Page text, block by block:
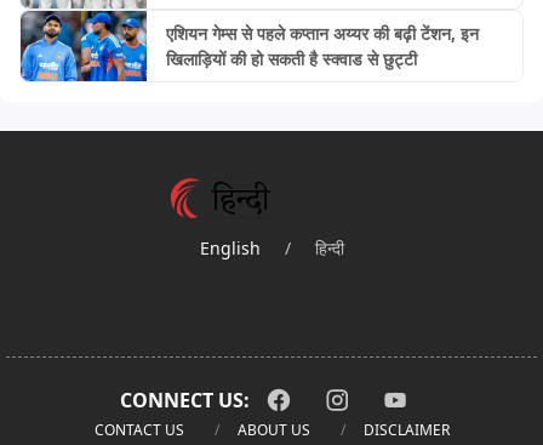
एशियन गेम्स से पहले कप्तान अय्यर की बढ़ी टेंशन, इन
खिलाड़ियों की हो सकती है स्क्वाड से छुट्टी
English / हिन्दी
CONNECT US:
CONTACT US ABOUT US DISCLAIMER